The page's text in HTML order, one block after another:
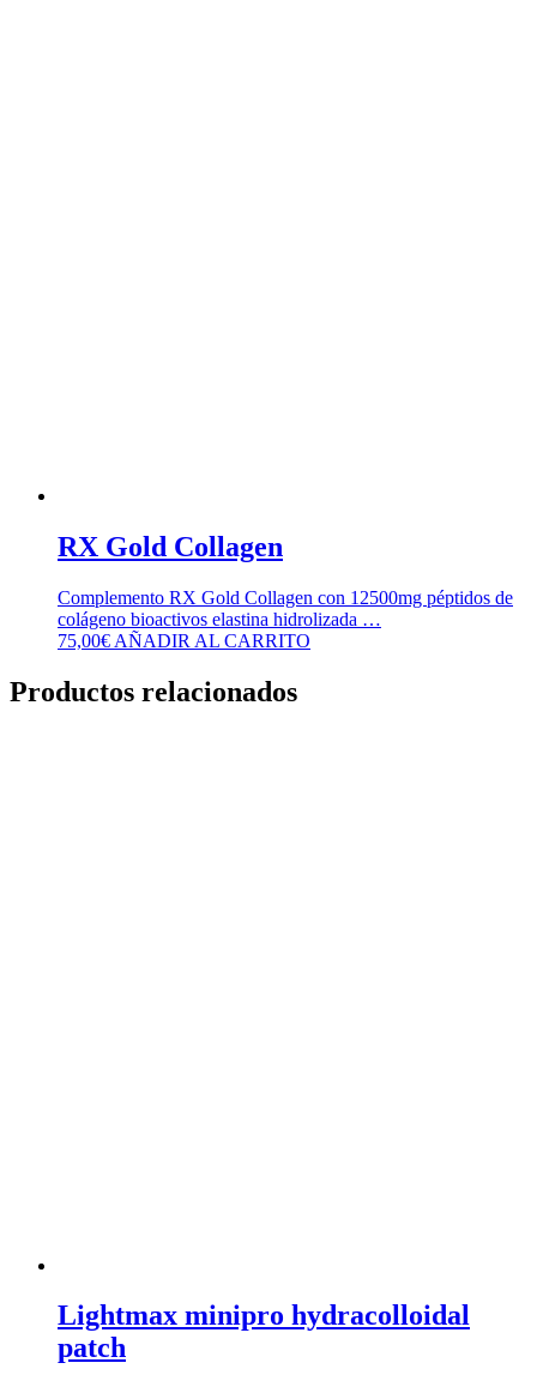
RX Gold Collagen
Complemento RX Gold Collagen con 12500mg péptidos de
colágeno bioactivos elastina hidrolizada …
75,00€ AÑADIR AL CARRITO
Productos relacionados
Lightmax minipro hydracolloidal
patch